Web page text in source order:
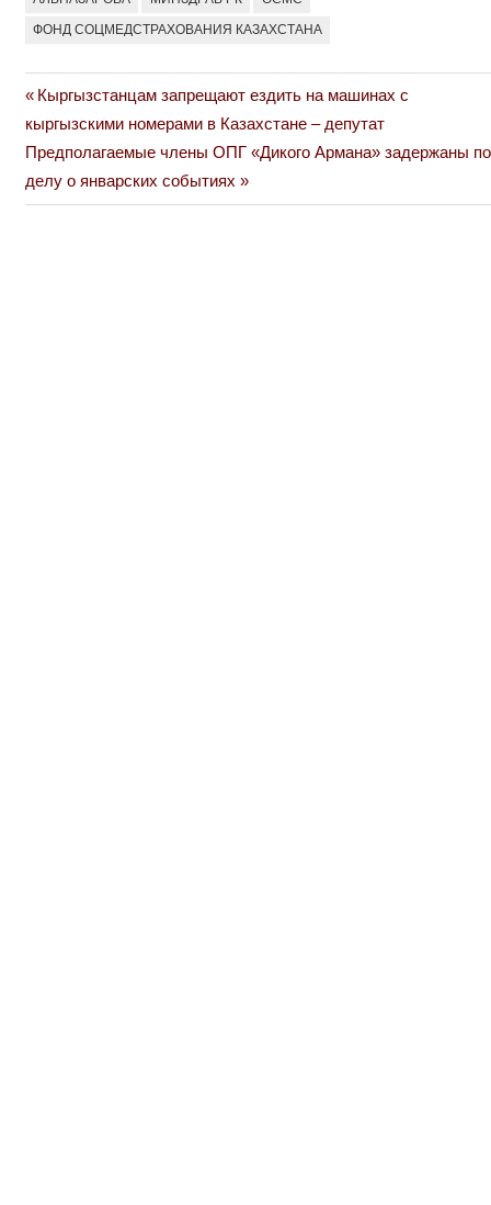
ФОНД СОЦМЕДСТРАХОВАНИЯ КАЗАХСТАНА
Навигация
по
записям
Previous
Post:
Кыргызстанцам запрещают ездить на машинах с
кыргызскими номерами в Казахстане – депутат
Next
Post:
Предполагаемые члены ОПГ «Дикого Армана» задержаны по
делу о январских событиях